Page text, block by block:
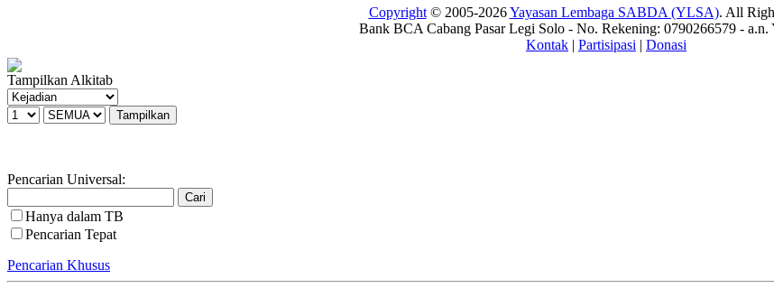
Copyright© 2005-2026Yayasan Lembaga SABDA (YLSA). All
Bank BCA Cabang Pasar Legi Solo - No. Rekening: 0790266579 - a.n.
Kontak | Partisipasi | Donasi
Tampilkan Alkitab
Pencarian Universal:
Hanya dalam TB
Pencarian Tepat
Pencarian Khusus